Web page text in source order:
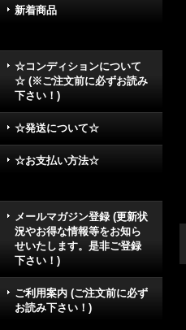
新着商品
☆コンディションについて
☆ (※ご注文前に必ずお読み
下さい！)
☆発送について☆
☆お支払い方法☆
メールマガジン登録 (更新状
況やお得な情報等をお知ら
せいたします。是非ご登録
下さい！)
ご利用案内 (ご注文前に必ず
お読み下さい！)